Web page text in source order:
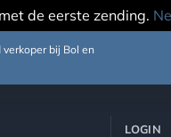
de eerste zending.
verkoper bij Bol en
LOGIN